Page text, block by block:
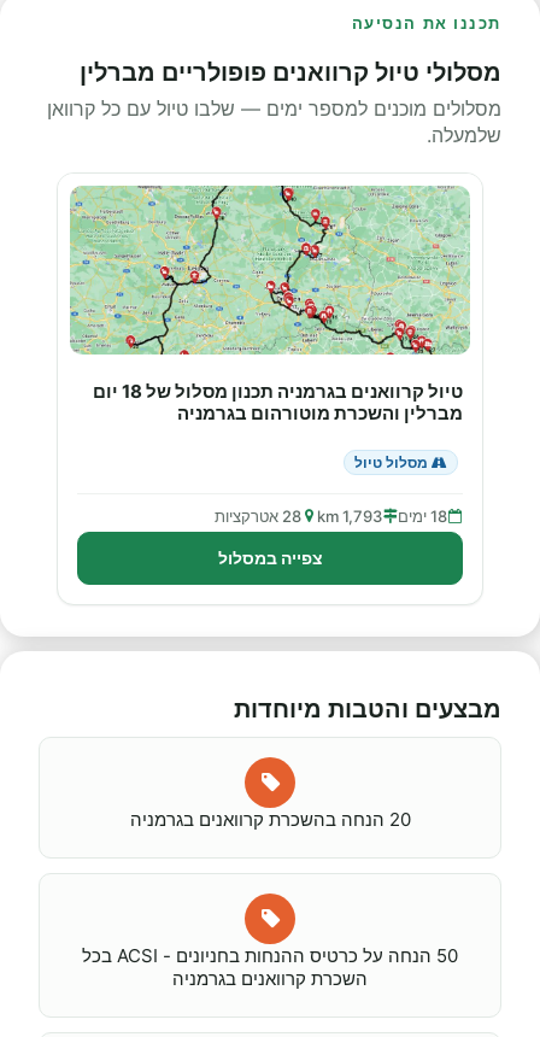
תכננו את הנסיעה
מסלולי טיול קרוואנים פופולריים מברלין
מסלולים מוכנים למספר ימים — שלבו טיול עם כל קרוואן
שלמעלה.
טיול קרוואנים בגרמניה תכנון מסלול של 18 יום
מברלין והשכרת מוטורהום בגרמניה
מסלול טיול
18 ימים 1,793 km 28 אטרקציות
צפייה במסלול
מבצעים והטבות מיוחדות
20 הנחה בהשכרת קרוואנים בגרמניה
50 הנחה על כרטיס ההנחות בחניונים - ACSI בכל
השכרת קרוואנים בגרמניה